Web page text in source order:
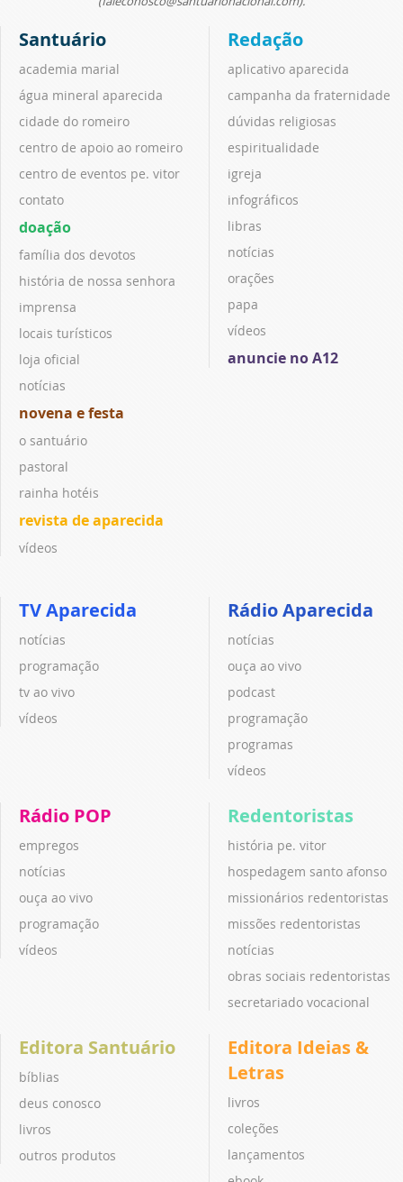
Santuário
academia marial
água mineral aparecida
cidade do romeiro
centro de apoio ao romeiro
centro de eventos pe. vitor
contato
doação
família dos devotos
história de nossa senhora
imprensa
locais turísticos
loja oficial
notícias
novena e festa
o santuário
pastoral
rainha hotéis
revista de aparecida
vídeos
Redação
aplicativo aparecida
campanha da fraternidade
dúvidas religiosas
espiritualidade
igreja
infográficos
libras
notícias
orações
papa
vídeos
anuncie no A12
TV Aparecida
notícias
programação
tv ao vivo
vídeos
Rádio Aparecida
notícias
ouça ao vivo
podcast
programação
programas
vídeos
Rádio POP
empregos
notícias
ouça ao vivo
programação
vídeos
Redentoristas
história pe. vitor
hospedagem santo afonso
missionários redentoristas
missões redentoristas
notícias
obras sociais redentoristas
secretariado vocacional
Editora Santuário
bíblias
deus conosco
livros
outros produtos
Editora Ideias &
Letras
livros
coleções
lançamentos